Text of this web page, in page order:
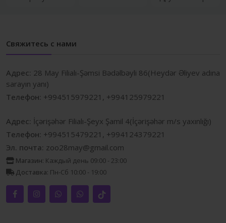
Свяжитесь с нами
Адрес: 28 May Filialı-Şəmsi Bədəlbəyli 86(Heydər Əliyev adına
sarayın yanı)
Телефон: +994515979221, +994125979221
Адрес: İçərişəhər Filialı-Şeyx Şamil 4(İçərişəhər m/s yaxınlığı)
Телефон: +994515479221, +994124379221
Эл. почта: zoo28may@gmail.com
Магазин: Каждый день 09:00 - 23:00
Доставка: Пн-Сб 10:00 - 19:00